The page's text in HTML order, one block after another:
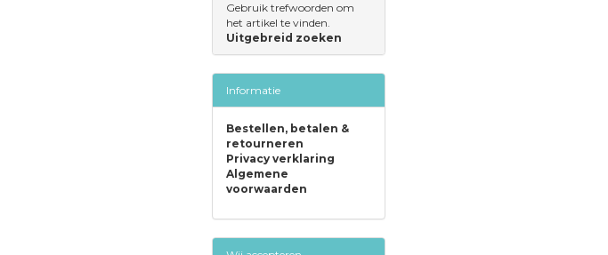
Gebruik trefwoorden om
het artikel te vinden.
Uitgebreid zoeken
Informatie
Bestellen, betalen &
retourneren
Privacy verklaring
Algemene
voorwaarden